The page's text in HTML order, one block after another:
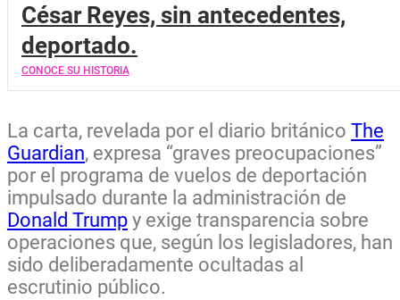
César Reyes, sin antecedentes,
deportado.
CONOCE SU HISTORIA
La carta, revelada por el diario británico The
Guardian, expresa “graves preocupaciones”
por el programa de vuelos de deportación
impulsado durante la administración de
Donald Trump y exige transparencia sobre
operaciones que, según los legisladores, han
sido deliberadamente ocultadas al
escrutinio público.